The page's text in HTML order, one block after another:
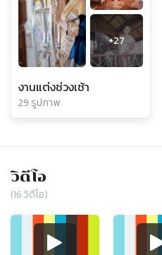
+27
งานแต่งช่วงเช้า
29 รูปภาพ
วิดีโอ
(16วิดีโอ)